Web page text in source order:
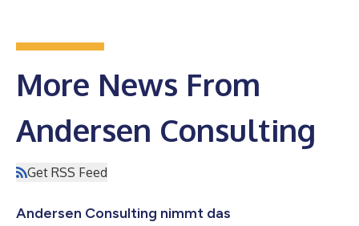
More News From
Andersen Consulting
Get RSS Feed
Andersen Consulting nimmt das